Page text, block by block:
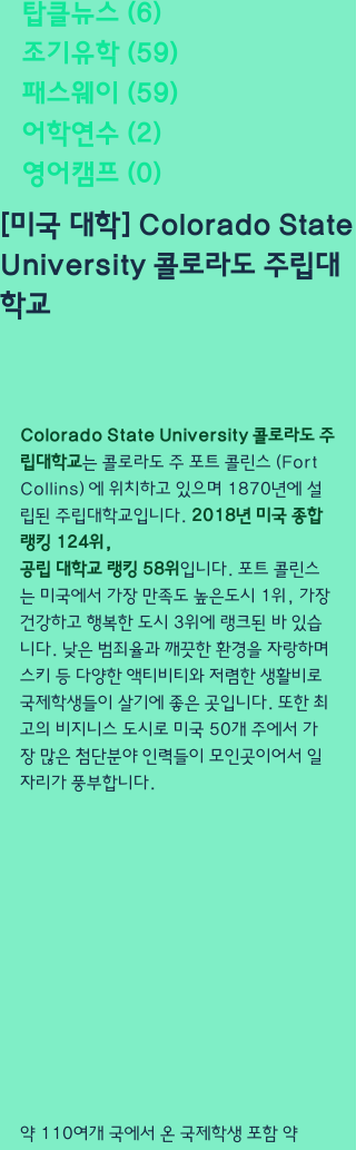
탑클뉴스 (6)
조기유학 (59)
패스웨이
(59)
어학연수 (2)
영어캠프 (0)
[미국 대학] Colorado State
University 콜로라도 주립대
학교
Colorado State University 콜로라도 주
립대학교는 콜로라도 주 포트 콜린스 (Fort
Collins) 에 위치하고 있으며 1870년에 설
립된 주립대학교입니다. 2018년 미국 종합
랭킹 124위,
공립 대학교 랭킹 58위 입니다. 포트 콜린스
는 미국에서 가장 만족도 높은도시 1위, 가장
건강하고 행복한 도시 3위에 랭크된 바 있습
니다. 낮은 범죄율과 깨끗한 환경을 자랑하며
스키 등 다양한 액티비티와 저렴한 생활비로
국제학생들이 살기에 좋은 곳입니다. 또한 최
고의 비지니스 도시로 미국 50개 주에서 가
장 많은 첨단분야 인력들이 모인곳이어서 일
자리가 풍부합니다.
약 110여개 국에서 온 국제학생 포함 약